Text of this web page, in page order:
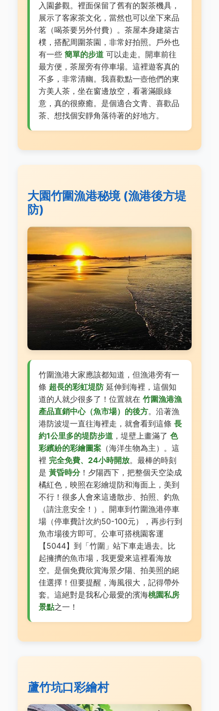
入園參觀。裡面保留了舊有的製茶機具，
展示了客家茶文化，當然也可以坐下來品
茗（喝茶要另外付費）。茶屋本身建築古
樸，搭配周圍茶園，非常好拍照。戶外也
有一些 簡單的步道 可以走走。開車前往
最方便，茶屋旁有停車場。這裡遊客真的
不多，非常清幽。我喜歡點一壺他們的東
方美人茶，坐在窗邊放空，看著滿眼綠
意，真的很療癒。是個適合文青、喜歡品
茶、想找個安靜角落待著的好地方。
大園竹圍漁港秘境 (漁港後方堤
防)
竹圍漁港大家應該都知道，但漁港旁有一
條 超長的彩虹堤防 延伸到海裡，這個知
道的人就少很多了！位置就在 竹圍漁港漁
產品直銷中心（魚市場）的後方。沿著漁
港防波堤一直往海裡走，就會看到這條 長
約1公里多的堤防步道 ，堤壁上畫滿了 色
彩繽紛的彩繪圖案 （海洋生物為主）。這
裡 完全免費、24小時開放。最棒的時刻
是 黃昏時分！夕陽西下，把整個天空染成
橘紅色，映照在彩繪堤防和海面上，美到
不行！很多人會來這邊散步、拍照、釣魚
（請注意安全！）。開車到竹圍漁港停車
場（停車費計次約50-100元），再步行到
魚市場後方即可。公車可搭桃園客運
【5044】到「竹圍」站下車走過去。比
起擁擠的魚市場，我更愛來這裡看海放
空。是個免費欣賞海景夕陽、拍美照的絕
佳選擇！但要提醒，海風很大，記得帶外
套。這絕對是我私心最愛的濱海桃園私房
景點之一！
蘆竹坑口彩繪村